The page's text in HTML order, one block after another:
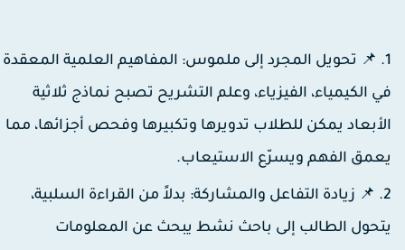
📌 تحويل المجرد إلى ملموس:المفاهيم العلمية المعقدة
الكيمياء، الفيزياء، وعلم التشريح تصبح نماذج ثلاثية
يمكن للطلاب تدويرها وتكبيرها وفحص أجزائها، مما
الفهم ويسرّع الاستيعاب.
📌 زيادة التفاعل والمشاركة:بدلاً من القراءة السلبية،
الطالب إلى باحث نشط يبحث عن المعلومات